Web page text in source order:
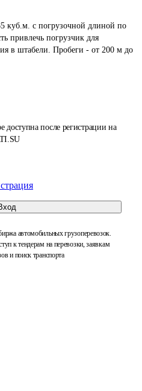
доступна после регистрации на
автомобильных грузоперевозок.
к тендерам на перевозки, заявкам
и поиск транспорта
куб.м. с погрузочной длиной по
привлечь погрузчик для
в штабели. Пробеги - от 200 м до